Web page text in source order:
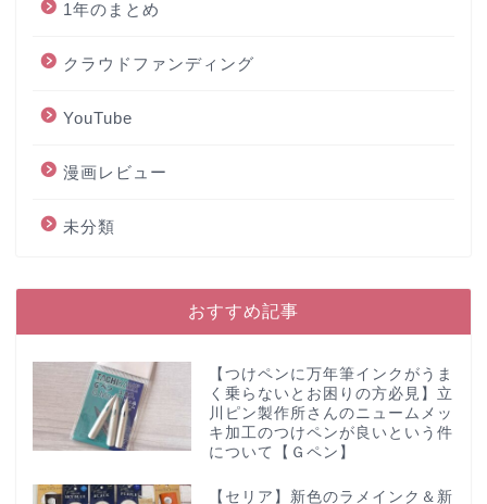
1年のまとめ
クラウドファンディング
YouTube
漫画レビュー
未分類
おすすめ記事
【つけペンに万年筆インクがうま
く乗らないとお困りの方必見】立
川ピン製作所さんのニュームメッ
キ加工のつけペンが良いという件
について【Ｇペン】
【セリア】新色のラメインク＆新